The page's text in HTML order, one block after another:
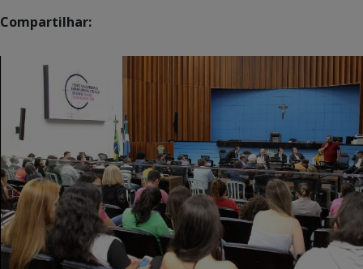
Compartilhar: